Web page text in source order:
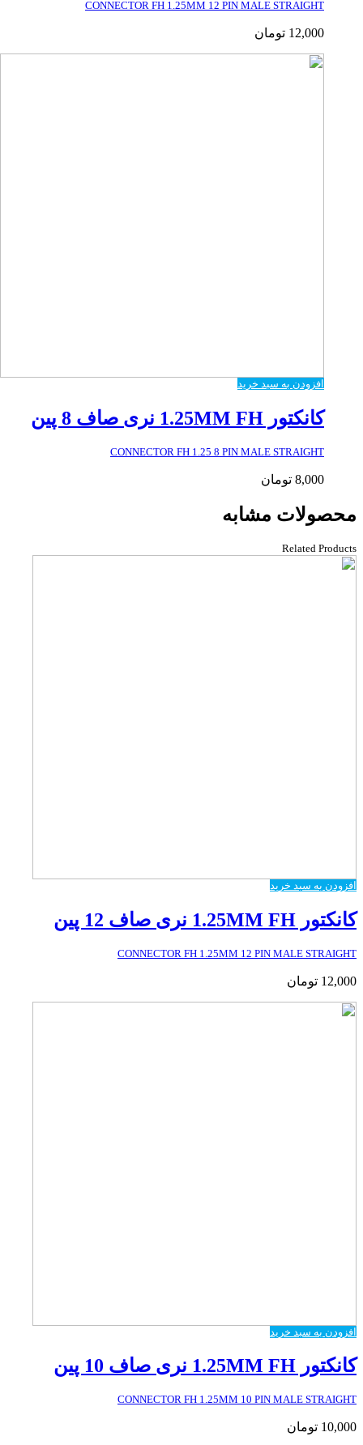
CONNECTOR FH 1.25MM 12 PIN MALE STRAIGHT
12,000 تومان
افزودن به سبد خرید
کانکتور 1.25MM FH نری صاف 8 پین
CONNECTOR FH 1.25 8 PIN MALE STRAIGHT
8,000 تومان
محصولات مشابه
Related Products
افزودن به سبد خرید
کانکتور 1.25MM FH نری صاف 12 پین
CONNECTOR FH 1.25MM 12 PIN MALE STRAIGHT
12,000 تومان
افزودن به سبد خرید
کانکتور 1.25MM FH نری صاف 10 پین
CONNECTOR FH 1.25MM 10 PIN MALE STRAIGHT
10,000 تومان